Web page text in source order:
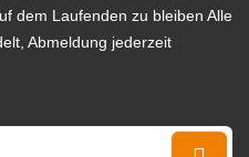
dem Laufenden zu bleiben Alle
Abmeldung jederzeit